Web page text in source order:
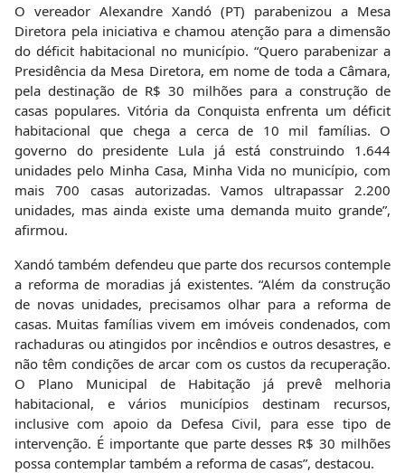
O vereador Alexandre Xandó (PT) parabenizou a Mesa
Diretora pela iniciativa e chamou atenção para a dimensão
do déficit habitacional no município. “Quero parabenizar a
Presidência da Mesa Diretora, em nome de toda a Câmara,
pela destinação de R$ 30 milhões para a construção de
casas populares. Vitória da Conquista enfrenta um déficit
habitacional que chega a cerca de 10 mil famílias. O
governo do presidente Lula já está construindo 1.644
unidades pelo Minha Casa, Minha Vida no município, com
mais 700 casas autorizadas. Vamos ultrapassar 2.200
unidades, mas ainda existe uma demanda muito grande”,
afirmou.
Xandó também defendeu que parte dos recursos contemple
a reforma de moradias já existentes. “Além da construção
de novas unidades, precisamos olhar para a reforma de
casas. Muitas famílias vivem em imóveis condenados, com
rachaduras ou atingidos por incêndios e outros desastres, e
não têm condições de arcar com os custos da recuperação.
O Plano Municipal de Habitação já prevê melhoria
habitacional, e vários municípios destinam recursos,
inclusive com apoio da Defesa Civil, para esse tipo de
intervenção. É importante que parte desses R$ 30 milhões
possa contemplar também a reforma de casas”, destacou.